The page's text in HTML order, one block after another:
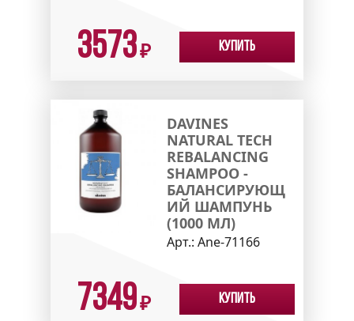
3573₽ Купить
DAVINES
NATURAL TECH
REBALANCING
SHAMPOO -
БАЛАНСИРУЮЩ
ИЙ ШАМПУНЬ
(1000 МЛ)
Арт.: Ane-71166
7349₽ Купить